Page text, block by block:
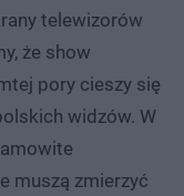
telewizorów
że show
pory cieszy się
widzów. W
muszą zmierzyć